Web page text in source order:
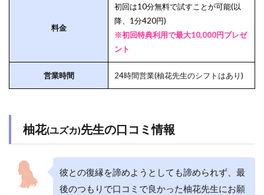
料金
初回は10分無料で試すことが可能(以
降、1分420円)
※初回特典利用で最大10,000円プレゼ
ント
営業時間 24時間営業(柚花先生のシフトはあり)
柚花(ユズカ)先生の口コミ情報
彼との復縁を諦めようとしても諦められず、最
後のつもりで口コミで良かった柚花先生にお願